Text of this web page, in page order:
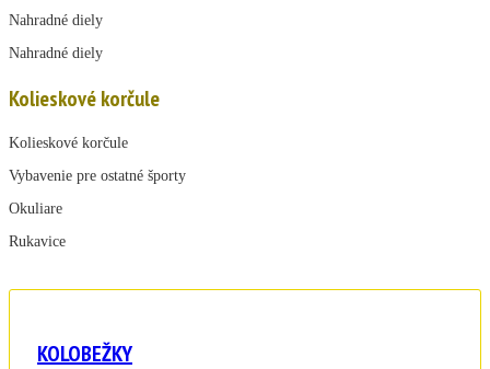
Nahradné diely
Nahradné diely
Kolieskové korčule
Kolieskové korčule
Vybavenie pre ostatné športy
Okuliare
Rukavice
KOLOBEŽKY